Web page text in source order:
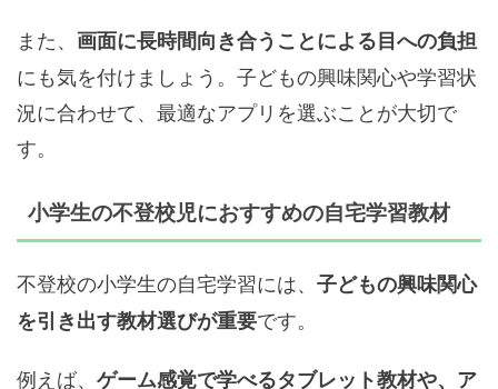
また、 画面に長時間向き合うことによる目への負担
にも気を付けましょう。子どもの興味関心や学習状
況に合わせて、最適なアプリを選ぶことが大切で
す。
小学生の不登校児におすすめの自宅学習教材
不登校の小学生の自宅学習には、 子どもの興味関心
を引き出す教材選びが重要です。
例えば、 ゲーム感覚で学べるタブレット教材や、ア